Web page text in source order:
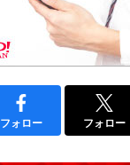
フォロー フォロー